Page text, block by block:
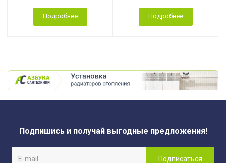
Подробнее Подробнее
Подпишись и получай выгодные предложения!